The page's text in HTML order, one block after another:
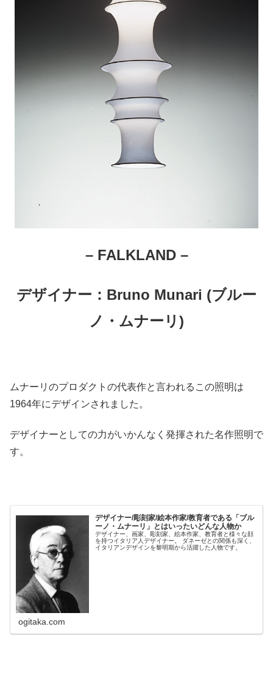
– FALKLAND –
デザイナー：Bruno Munari (ブルー
ノ・ムナーリ)
ムナーリのプロダクトの代表作と言われるこの照明は
1964年にデザインされました。
デザイナーとしての力がいかんなく発揮された名作照明で
す。
デザイナー/彫刻家/絵本作家/教育者である「ブル
ーノ・ムナーリ」とはいったいどんな人物か
デザイナー、画家、彫刻家、絵本作家、教育者と様々な顔
を持つイタリア人デザイナー。 ダネーゼとの関係も深く、
イタリアンデザインを黎明期から活躍した人物です。
ogitaka.com